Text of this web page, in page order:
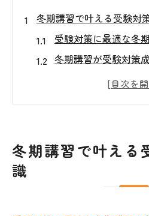
冬期講習で叶える受験対
受験対策に最適な冬
冬期講習が受験対策
受験対策で押さえた
受験対策で冬休みを
冬期講習で叶える
識